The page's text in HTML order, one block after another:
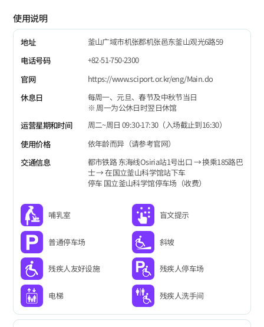
使用说明
地址
釜山广域市机张郡机张邑东釜山观光6路59
电话号码
+82-51-750-2300
官网
https://www.sciport.or.kr/eng/Main.do
休息日
每周一、元旦、春节及中秋节当日
※ 周一为公休日时翌日休馆
运营星期和时间
周二~周日 09:30-17:30（入场截止到16:30）
使用价格
依年龄而异（请参考官网）
交通信息
都市铁路 东海线Osiria站1号出口 → 换乘185路巴
士 → 在国立釜山科学馆站下车
停车 国立釜山科学馆停车场（收费）
哺乳室 盲文提示
普通停车场 斜坡
残疾人友好设施 残疾人停车场
电梯 残疾人洗手间